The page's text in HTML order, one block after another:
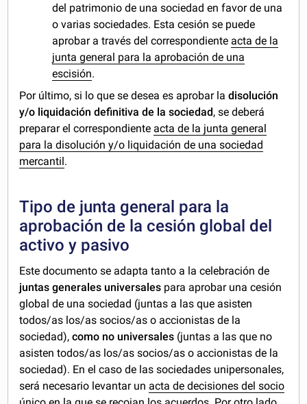
del patrimonio de una sociedad en favor de una
o varias sociedades. Esta cesión se puede
aprobar a través del correspondiente acta de la
junta general para la aprobación de una
escisión.
Por último, si lo que se desea es aprobar ladisolución
y/o liquidación definitiva de la sociedad, se deberá
preparar el correspondiente acta de la junta general
para la disolución y/o liquidación de una sociedad
mercantil.
Tipo de junta general para la
aprobación de la cesión global del
activo y pasivo
Este documento se adapta tanto a la celebración de
juntas generales universales para aprobar una cesión
global de una sociedad (juntas a las que asisten
todos/as los/as socios/as o accionistas de la
sociedad),como no universales (juntas a las que no
asisten todos/as los/as socios/as o accionistas de la
sociedad). En el caso de las sociedades unipersonales,
será necesario levantar un acta de decisiones del socio